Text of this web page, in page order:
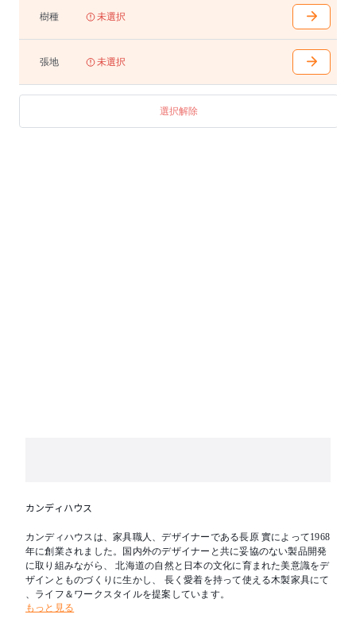
樹種 未選択
張地 未選択
選択解除
カンディハウス
カンディハウスは、家具職人、デザイナーである長原 實によって1968
年に創業されました。国内外のデザイナーと共に妥協のない製品開発
に取り組みながら、 北海道の自然と日本の文化に育まれた美意識をデ
ザインとものづくりに生かし、 長く愛着を持って使える木製家具にて
、ライフ＆ワークスタイルを提案しています。
もっと見る